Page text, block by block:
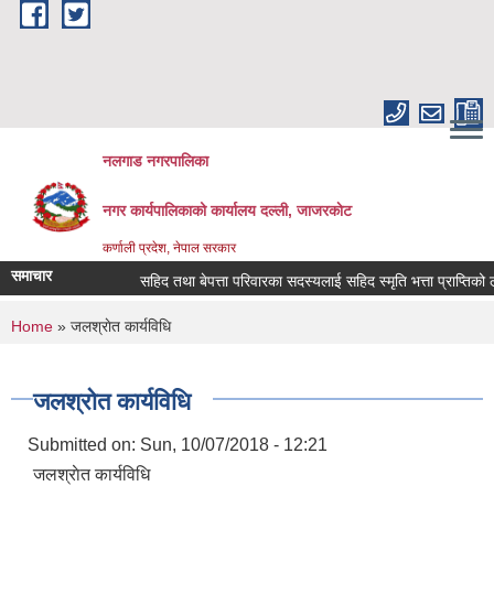
Skip to main content
नलगाड नगरपालिका
नगर कार्यपालिकाको कार्यालय दल्ली, जाजरकाेट
कर्णाली प्रदेश, नेपाल सरकार
समाचार सहिद तथा बेपत्ता परिवारका सदस्यलाई सहिद स्मृति भत्ता प्राप्तिको
You are here
Home » जलश्राेत कार्यविधि
जलश्राेत कार्यविधि
Submitted on: Sun, 10/07/2018 - 12:21
जलश्राेत कार्यविधि